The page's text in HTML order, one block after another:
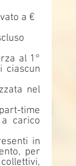
a €
al 1°
ciascun
nel
time
carico
in
per